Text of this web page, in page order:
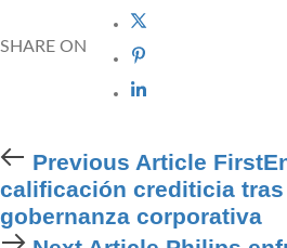
SHARE ON
Previous
Article
Previous Article
calificación crediticia
gobernanza corporativa
Next